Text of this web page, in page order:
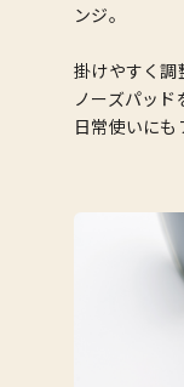
ンジ。
掛けやすく調
ノーズパッド
日常使いにも